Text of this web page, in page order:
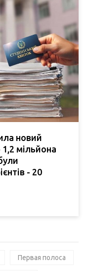
новий
мільйона
- 20
Первая полоса